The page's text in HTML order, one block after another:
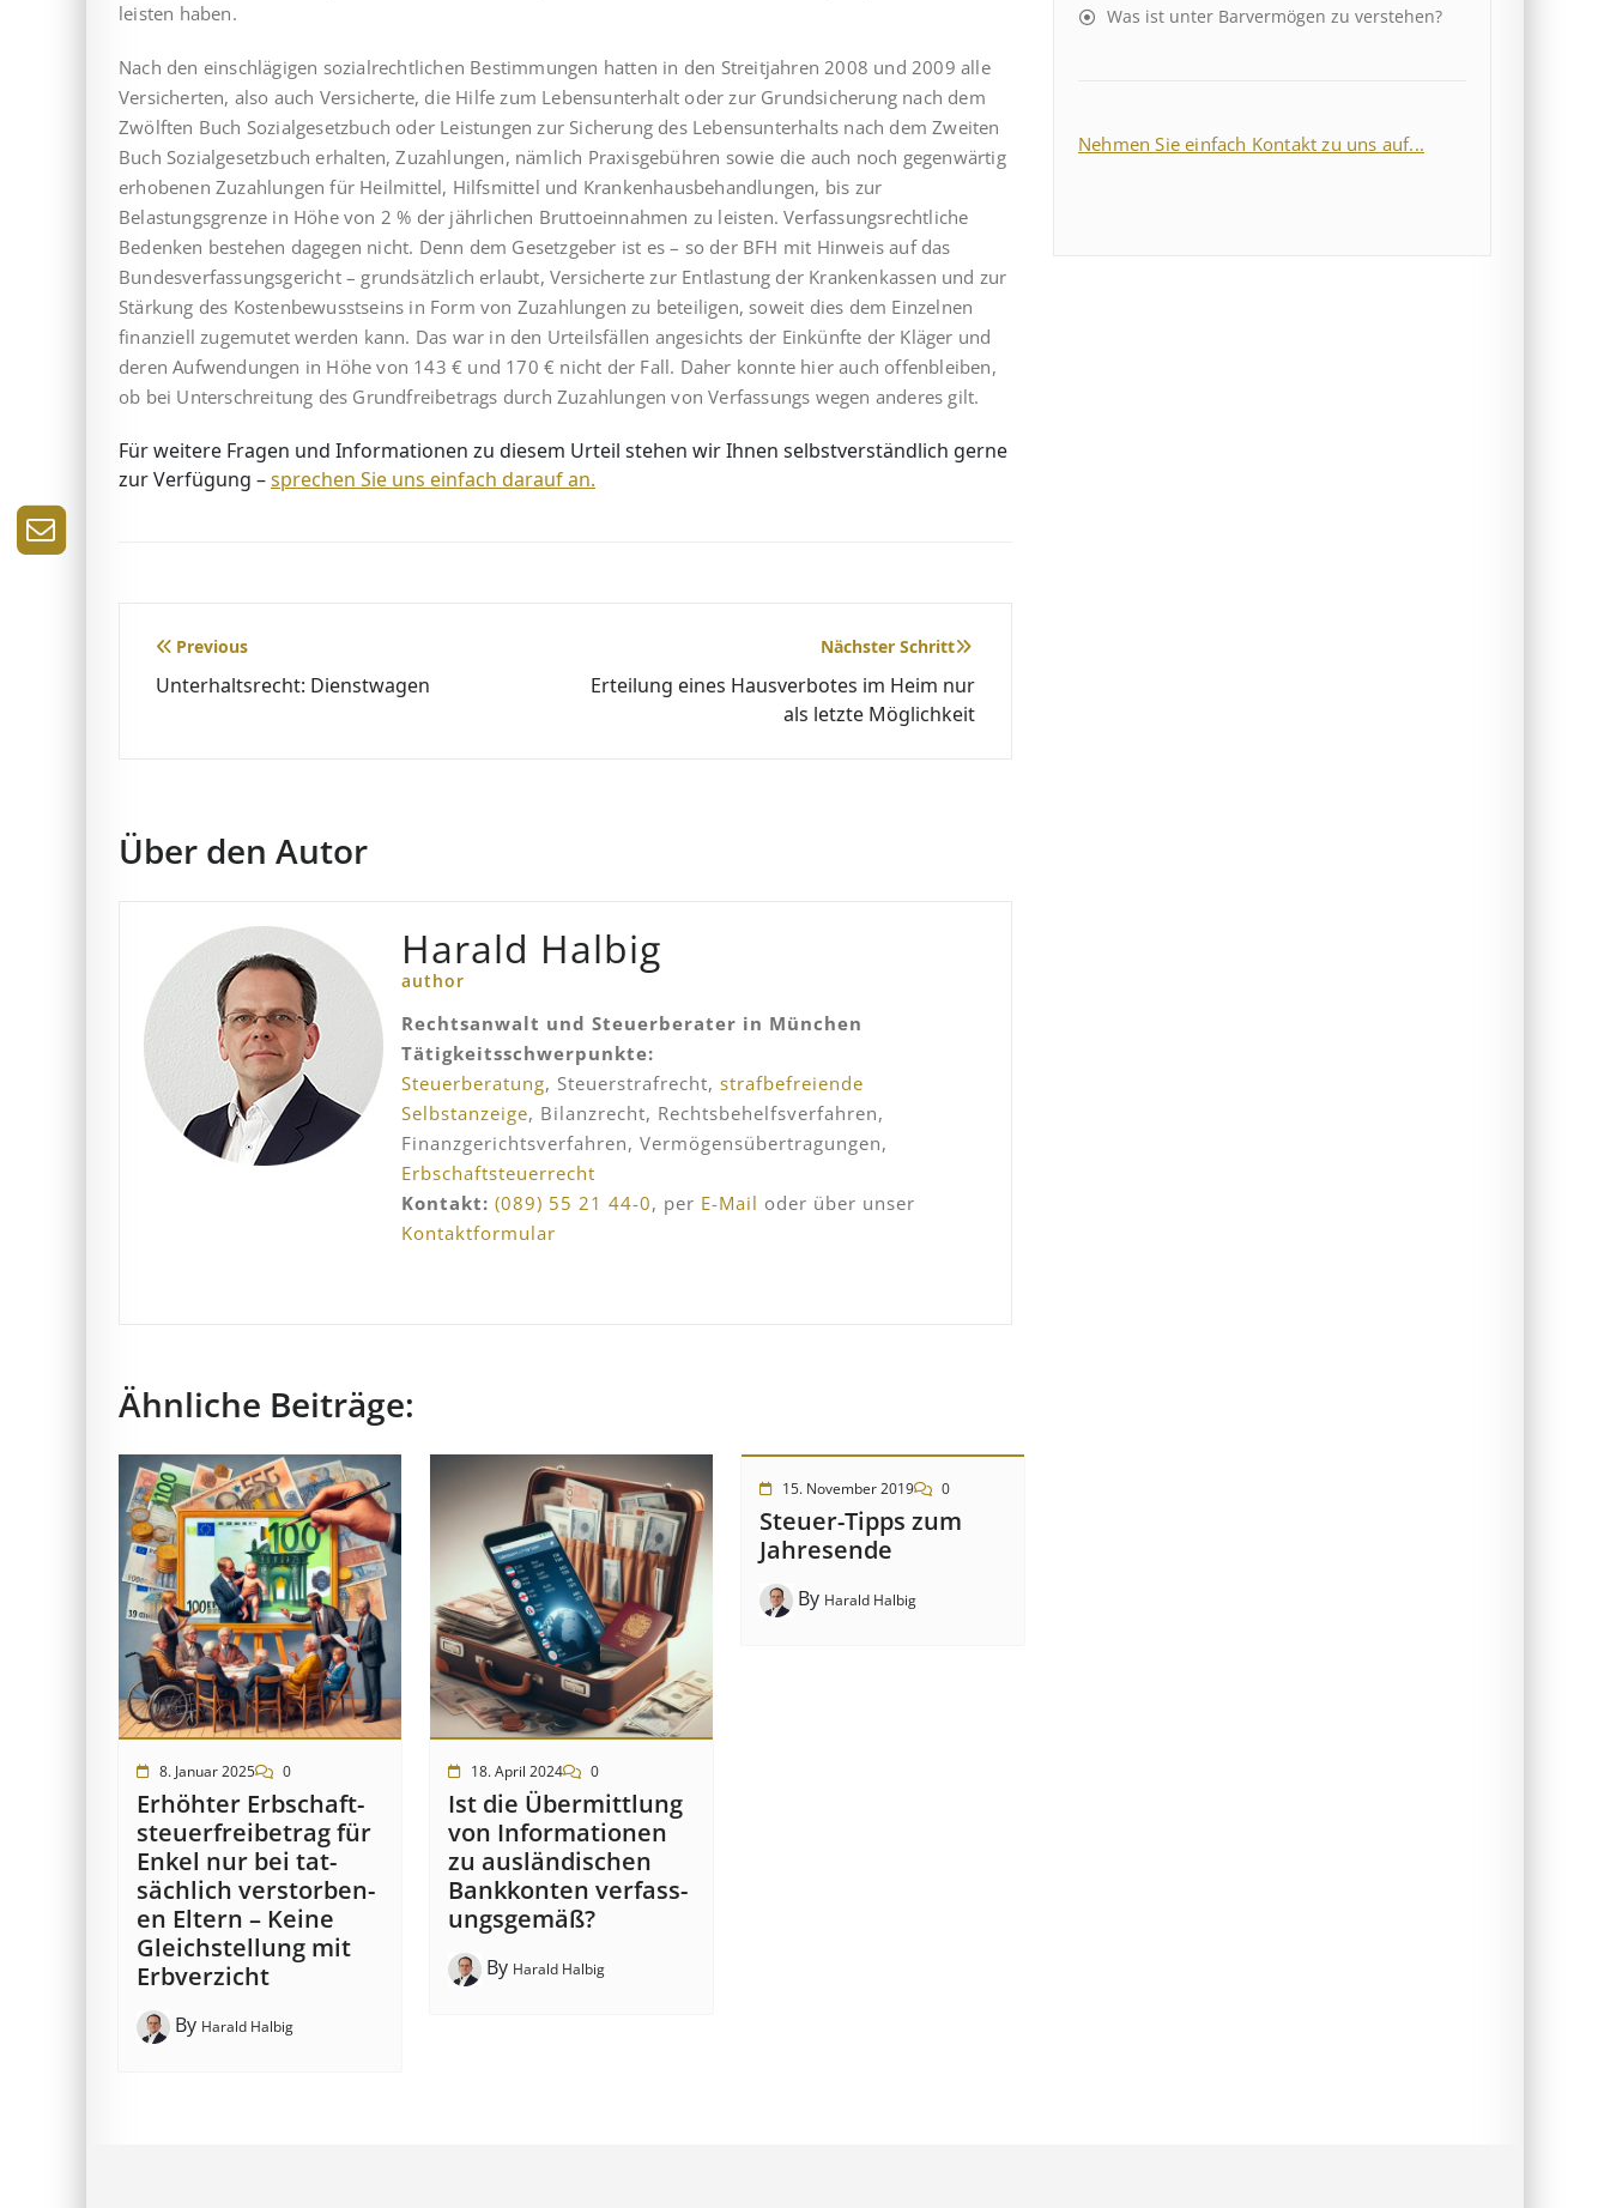
leisten haben.
Nach den einschlägigen sozialrechtlichen Bestimmungen hatten in den Streitjahren 2008 und 2009 alle
Versicherten, also auch Versicherte, die Hilfe zum Lebensunterhalt oder zur Grund­si­che­rung nach dem
Zwölften Buch Sozialgesetzbuch oder Leistungen zur Sicherung des Lebensunterhalts nach dem Zweiten
Buch Sozialgesetzbuch erhalten, Zuzahlungen, nämlich Praxis­ge­büh­ren sowie die auch noch gegenwärtig
erhobenen Zuzahlungen für Heilmittel, Hilfsmittel und Krankenhausbehandlungen, bis zur
Belastungsgrenze in Höhe von 2 % der jährlichen Brutto­ein­nah­men zu leisten. Verfassungsrechtliche
Bedenken bestehen dagegen nicht. Denn dem Gesetzgeber ist es – so der BFH mit Hinweis auf das
Bundesverfassungsgericht – grundsätzlich erlaubt, Versicherte zur Entlastung der Krankenkassen und zur
Stärkung des Kostenbewusstseins in Form von Zuzahlungen zu beteiligen, soweit dies dem Einzelnen
finanziell zugemutet wer­den kann. Das war in den Urteilsfällen angesichts der Einkünfte der Kläger und
deren Aufwendungen in Höhe von 143 € und 170 € nicht der Fall. Daher konnte hier auch offenbleiben,
ob bei Unterschreitung des Grundfreibetrags durch Zuzahlungen von Verfassungs wegen anderes gilt.
Für weitere Fragen und Informationen zu diesem Urteil stehen wir Ihnen selbstverständlich gerne
zur Verfügung –sprechen Sie uns einfach darauf an.
Beitragsnavigation
Previous
Unterhaltsrecht: Dienstwagen
Nächster Schritt
Erteilung eines Hausverbotes im Heim nur
als letzte Möglichkeit
Über den Autor
Harald Halbig
author
Rechtsanwalt und Steuerberater in München
Tätigkeitsschwerpunkte:
Steuerberatung, Steuerstrafrecht, strafbefreiende
Selbstanzeige, Bilanzrecht, Rechtsbehelfsverfahren,
Finanzgerichtsverfahren, Vermögensübertragungen,
Erbschaftsteuerrecht
Kontakt: (089) 55 21 44-0, per E-Mail oder über unser
Kontaktformular
Ähnliche Beiträge:
8. Januar 2025 0
Erhöhter Erb­schaft­
steuer­frei­be­trag für
Enkel nur bei tat­
säch­lich ver­storb­en­
en Eltern – Keine
Gleich­stell­ung mit
Erb­verzicht
By Harald Halbig
18. April 2024 0
Ist die Über­mitt­lung
von In­for­mat­ion­en
zu aus­länd­isch­en
Bank­kont­en ver­fass­
ungs­ge­mäß?
By Harald Halbig
15. November 2019 0
Steuer-Tipps zum
Jahresende
By Harald Halbig
Was ist unter Barvermögen zu verstehen?
Nehmen Sie einfach Kontakt zu uns auf...